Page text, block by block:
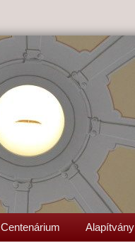
Centenárium Alapítvány